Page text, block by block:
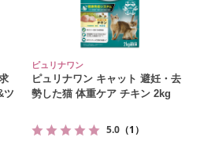
ツ
ピュリナワン
ピュリナワン キャット 避妊・去
勢した猫 体重ケア チキン 2kg
5.0 （1）